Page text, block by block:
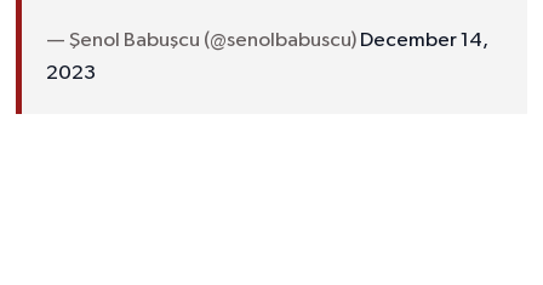
— Şenol Babuşcu (@senolbabuscu) December 14,
2023